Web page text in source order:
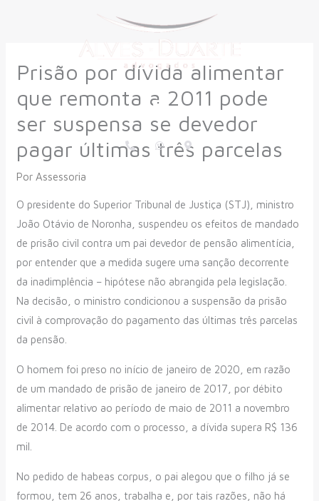
conteúdo
Menu
h
o
l
h
a
p
M
a
p
k
a
l
t
Prisão por dívida alimentar
que remonta a 2011 pode
ser suspensa se devedor
pagar últimas três parcelas
Por Assessoria
​O presidente do Superior Tribunal de Justiça (STJ), ministro
João Otávio de Noronha, suspendeu os efeitos de mandado
de prisão civil contra um pai devedor de pensão alimentícia,
por entender que a medida sugere uma sanção decorrente
da inadimplência – hipótese não abrangida pela legislação.
Na decisão, o ministro condicionou a suspensão da prisão
civil à comprovação do pagamento das últimas três parcelas
da pensão.
O homem foi preso no início de janeiro de 2020, em razão
de um mandado de prisão de janeiro de 2017, por débito
alimentar relativo ao período de maio de 2011 a novembro
de 2014. De acordo com o processo, a dívida supera R$ 136
mil.
No pedido de habeas corpus, o pai alegou que o filho já se
formou, tem 26 anos, trabalha e, por tais razões, não há